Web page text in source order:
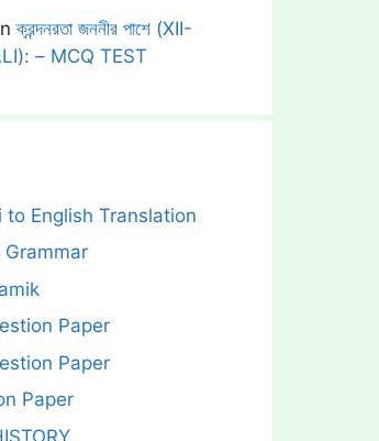
ক্রন্দনরতা জননীর পাশে (XII-
– MCQ TEST
to English Translation
Grammar
Paper
Paper
Paper